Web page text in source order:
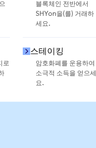
블록체인 전반에서
SHYon을(를) 거래하
세요.
로
스테이킹
암호화폐를 운용하여
소극적 소득을 얻으세
요.